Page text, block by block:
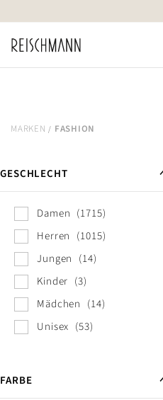
Inhalt
springen
MARKEN FASHION
GESCHLECHT
Damen
1715
Herren
1015
Jungen
14
Kinder
3
Mädchen
14
Unisex
53
FARBE